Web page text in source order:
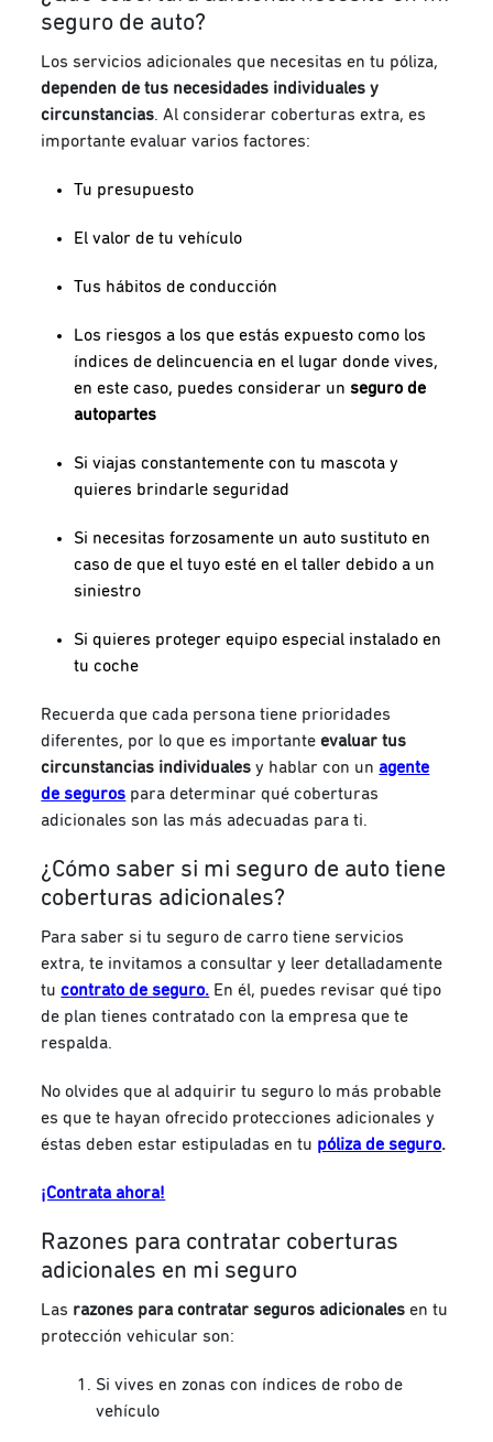
seguro de auto?
Los servicios adicionales que necesitas en tu póliza,
dependen de tus necesidades individuales y
circunstancias. Al considerar coberturas extra, es
importante evaluar varios factores:
Tu presupuesto
El valor de tu vehículo
Tus hábitos de conducción
Los riesgos a los que estás expuesto como los
índices de delincuencia en el lugar donde vives,
en este caso, puedes considerar unseguro de
autopartes
Si viajas constantemente con tu mascota y
quieres brindarle seguridad
Si necesitas forzosamente un auto sustituto en
caso de que el tuyo esté en el taller debido a un
siniestro
Si quieres proteger equipo especial instalado en
tu coche
Recuerda que cada persona tiene prioridades
diferentes, por lo que es importante evaluar tus
circunstancias individuales y hablar con un agente
de seguros para determinar qué coberturas
adicionales son las más adecuadas para ti.
¿Cómo saber si mi seguro de auto tiene
coberturas adicionales?
Para saber si tu seguro de carro tiene servicios
extra, te invitamos a consultar y leer detalladamente
tucontrato de seguro. En él, puedes revisar qué tipo
de plan tienes contratado con la empresa que te
respalda.
No olvides que al adquirir tu seguro lo más probable
es que te hayan ofrecido protecciones adicionales y
éstas deben estar estipuladas en tu póliza de seguro.
¡Contrata ahora!
Razones para contratar coberturas
adicionales en mi seguro
Las razones para contratar seguros adicionales en tu
protección vehicular son:
Si vives en zonas con índices de robo de
vehículo